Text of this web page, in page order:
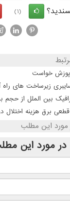
(1)
پوزش خواست
زیرساخت های راه
بین الملل از
قطعی برق هزینه اختلال
مورد این مطلب
در مورد این